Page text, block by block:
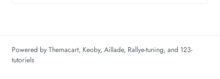
Powered by Themacart, Keoby, Aillade, Rallye-tuning, and 123-
tutoriels